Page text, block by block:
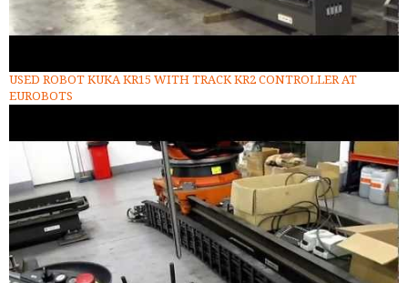
USED ROBOT KUKA KR15 WITH TRACK KR2 CONTROLLER AT
EUROBOTS